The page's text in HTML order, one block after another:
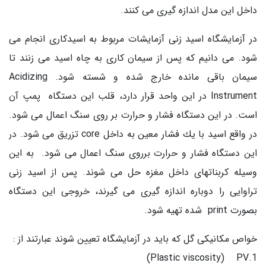
داخل این مدل اندازه گیری می كنند.
در آزمایشگاه اسید زنی آزمایشات مربوط به اسیدكاری انجام می
شود. می دانیم كه پس از سیمان كاری به چاه اسید می زنند تا
سیمان باقی مانده خارج شده و شسته شود. Acidizing
Instrument در این واحد قرار دارد، قلب این دستگاه پمپ آن
است. در این دستگاه فشار و حرارت بر روی سنگ اعمال می شود.
در واقع اسید با یك فشار معین به داخل core تزریق می شود. در
این دستگاه فشار و حرارت برروی سنگ اعمال می شود. به این
وسیله كربناتهای داخل مغزه حل می شوند. پس از اسید زنی
تراوایی را دوباره اندازه گیری می گیرند، خروجی این دستگاه
بصورت print شده تهیه شود.
خواص مكانیكی گل كه باید در آزمایشگاه تعیین شوند عبارتند از :
1.Plastic viscosity) PV)